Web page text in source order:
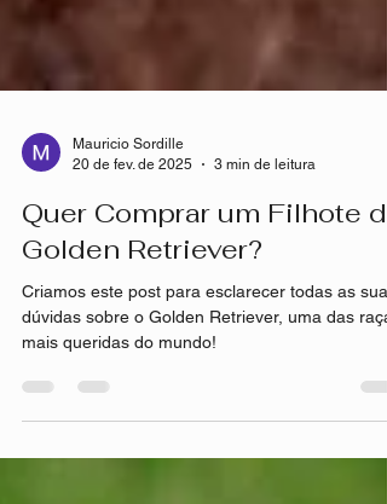
20 de fev. de 2025
3 min de leitura
Quer Comprar um Filhote de
Golden Retriever?
Criamos este post para esclarecer todas as suas
mais queridas do mundo!